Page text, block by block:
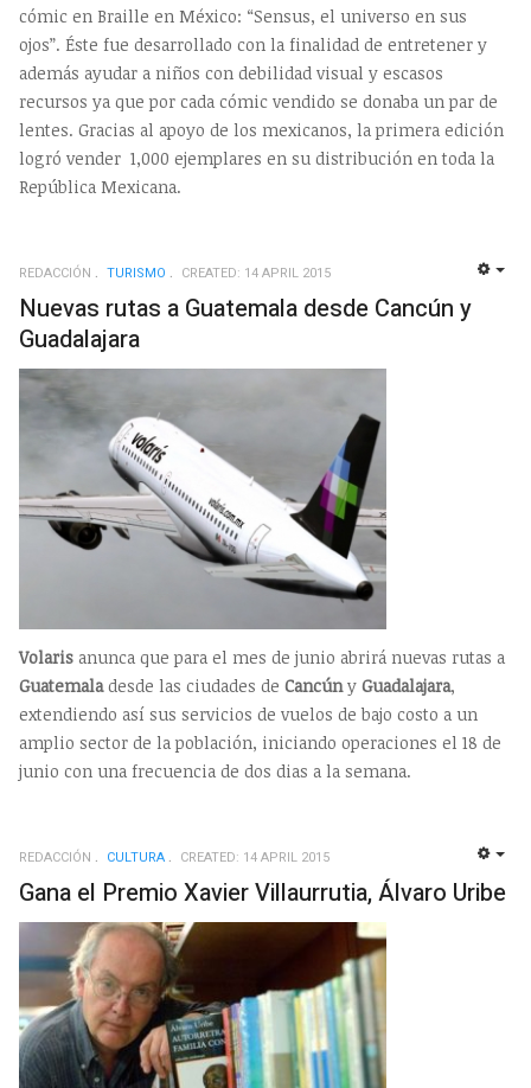
cómic en Braille en México: “Sensus, el universo en sus
ojos”. Éste fue desarrollado con la finalidad de entretener y
además ayudar a niños con debilidad visual y escasos
recursos ya que por cada cómic vendido se donaba un par de
lentes. Gracias al apoyo de los mexicanos, la primera edición
logró vender 1,000 ejemplares en su distribución en toda la
República Mexicana.
REDACCIÓN TURISMO CREATED: 14 APRIL 2015
Nuevas rutas a Guatemala desde Cancún y
Guadalajara
Volaris anunca que para el mes de junio abrirá nuevas rutas a
Guatemaladesde las ciudades de Cancúny Guadalajara,
extendiendo así sus servicios de vuelos de bajo costo a un
amplio sector de la población, iniciando operaciones el 18 de
junio con una frecuencia de dos dias a la semana.
REDACCIÓN CULTURA CREATED: 14 APRIL 2015
Gana el Premio Xavier Villaurrutia, Álvaro Uribe